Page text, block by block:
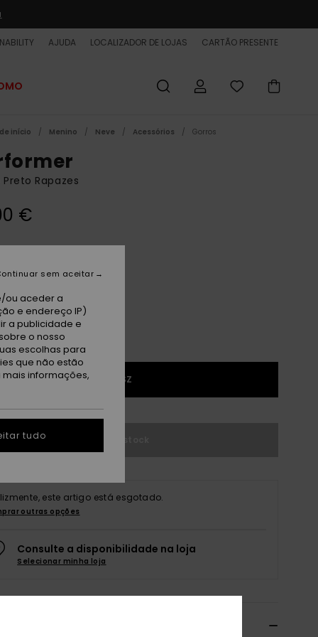
AJUDA LOCALIZADOR DE LOJAS CARTÃO PRESENTE
início Menino Neve Acessórios Gorros
Preto Rapazes
€
1SZ
este artigo está esgotado.
outras opções
Consulte a disponibilidade na loja
Selecionar minha loja
ou aceder a
e endereço IP)
a publicidade e
o nosso
escolhas para
que não estão
informações,
sem aceitar
tudo